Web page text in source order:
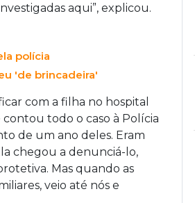
aqui”, explicou.
polícia
'de brincadeira'
com a filha no hospital
todo o caso à Polícia
de um ano deles. Eram
chegou a denunciá-lo,
Mas quando as
veio até nós e